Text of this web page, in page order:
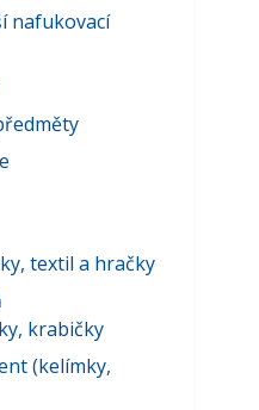
nafukovací
textil a hračky
krabičky
(kelímky,